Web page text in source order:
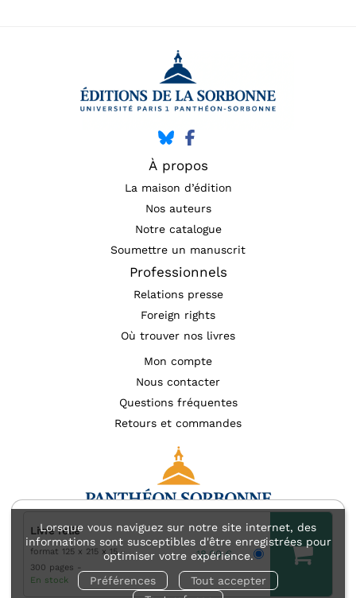
Lorsque vous naviguez sur notre site internet, des
informations sont susceptibles d'être enregistrées pour
optimiser votre expérience.
Préférences
Tout accepter
Livre relié
format 125 x 215 x 15
300 pages
En stock
18,00 €
À propos
La maison d’édition
Nos auteurs
Notre catalogue
Soumettre un manuscrit
Professionnels
Relations presse
Foreign rights
Où trouver nos livres
Mon compte
Nous contacter
Questions fréquentes
Retours et commandes
Mentions légales
Accessibilité : non conforme
Charte des données personnelles (RGPD)
Charte de référencement
Conditions générales d’utilisation